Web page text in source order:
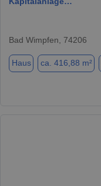
Bad Wimpfen, 74206
Haus ca. 416,88 m²